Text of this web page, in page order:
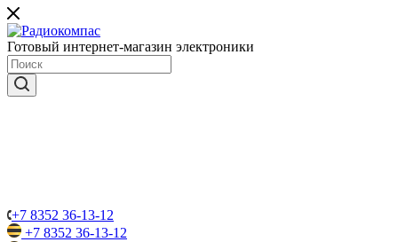
Готовый интернет-магазин электроники
+7 8352 36-13-12
+7 8352 36-13-12